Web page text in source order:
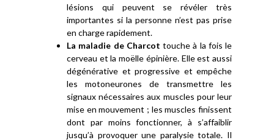
lésions qui peuvent se révéler très
importantes si la personne n’est pas prise
en charge rapidement.
La maladie de Charcot touche à la fois le
cerveau et la moëlle épinière. Elle est aussi
dégénérative et progressive et empêche
les motoneurones de transmettre les
signaux nécessaires aux muscles pour leur
mise en mouvement ; les muscles finissent
dont par moins fonctionner, à s’affaiblir
jusqu’à provoquer une paralysie totale. Il